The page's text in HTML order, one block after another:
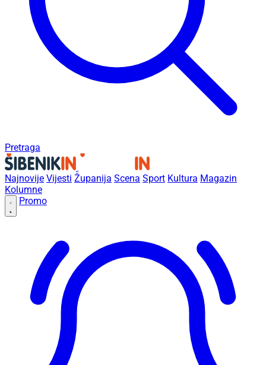
Pretraga
Najnovije Vijesti Županija Scena Sport Kultura Magazin
Kolumne
Promo